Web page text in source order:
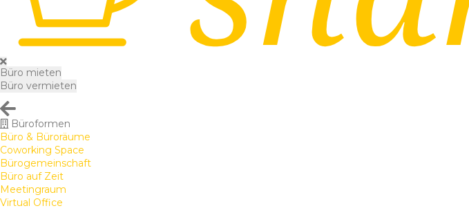
Büro mieten
Büro vermieten
Büroformen
Büro & Büroräume
Coworking Space
Bürogemeinschaft
Büro auf Zeit
Meetingraum
Virtual Office